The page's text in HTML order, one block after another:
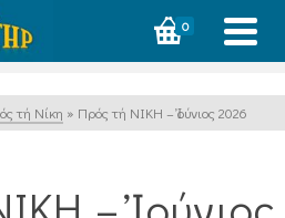
0
τή Νίκη » Πρός τή ΝΙΚΗ – Ἰούνιος 2026